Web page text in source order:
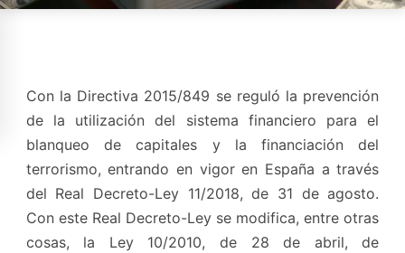
Con la Directiva 2015/849 se reguló la prevención
de la utilización del sistema financiero para el
blanqueo de capitales y la financiación del
terrorismo, entrando en vigor en España a través
del Real Decreto-Ley 11/2018, de 31 de agosto.
Con este Real Decreto-Ley se modifica, entre otras
cosas, la Ley 10/2010, de 28 de abril, de